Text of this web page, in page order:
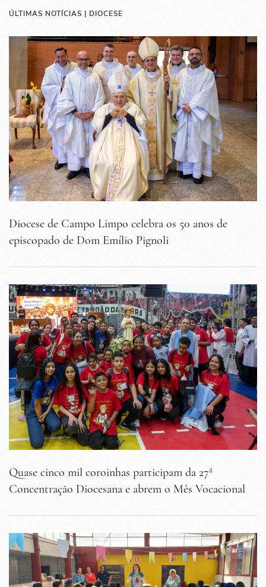
ÚLTIMAS NOTÍCIAS | DIOCESE
Diocese de Campo Limpo celebra os 50 anos de
episcopado de Dom Emílio Pignoli
Quase cinco mil coroinhas participam da 27ª
Concentração Diocesana e abrem o Mês Vocacional